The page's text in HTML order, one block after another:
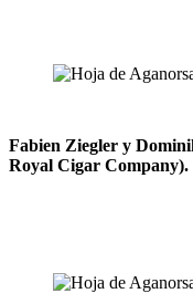
Fabien Ziegler y
Royal Cigar Company).